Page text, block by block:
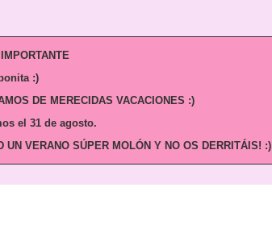
:)
DE MERECIDAS VACACIONES :)
el 31 de agosto.
UN VERANO SÚPER MOLÓN Y NO OS DERRITÁIS! :)